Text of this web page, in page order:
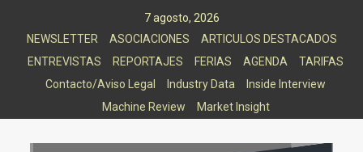
7 agosto, 2026
NEWSLETTER
ASOCIACIONES
ARTICULOS DESTACADOS
ENTREVISTAS
REPORTAJES FERIAS AGENDA
TARIFAS
Contacto/Aviso Legal
Industry Data
Inside Interview
Machine Review
Market Insight